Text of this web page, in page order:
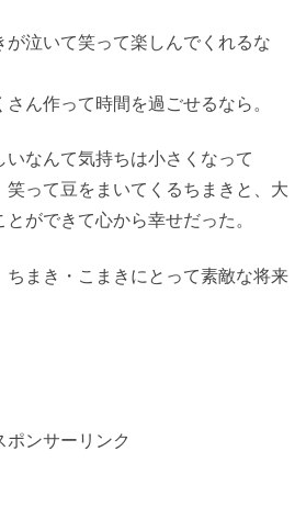
が泣いて笑って楽しんでくれるな
ん作って時間を過ごせるなら。
なんて気持ちは小さくなって
笑って豆をまいてくるちまきと、大
ができて心から幸せだった。
ちまき・こまきにとって素敵な将来
ポンサーリンク